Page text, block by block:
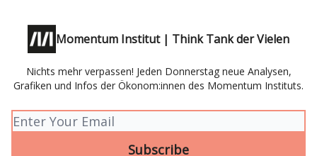
Momentum Institut | Think Tank der Vielen
Nichts mehr verpassen! Jeden Donnerstag neue Analysen,
Grafiken und Infos der Ökonom:innen des Momentum Instituts.